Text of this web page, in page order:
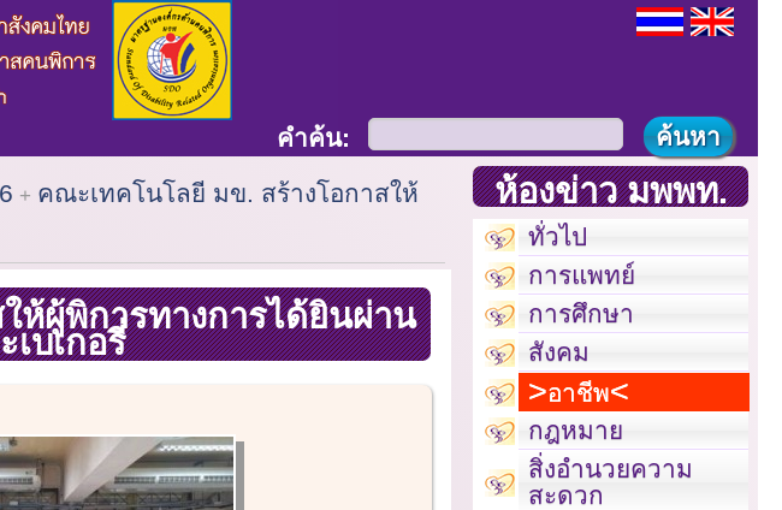
คำค้น:
คณะเทคโนโลยี มข. สร้างโอกาสให้
ห้ผู้พิการทางการได้ยินผ่าน
บเกอรี่
ห้องข่าว มพพท.
ทั่วไป
การแพทย์
การศึกษา
สังคม
อาชีพ
กฎหมาย
สิ่งอำนวยความ
สะดวก